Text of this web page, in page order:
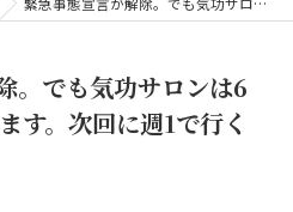
。でも気功サロンは6
す。次回に週1で行く